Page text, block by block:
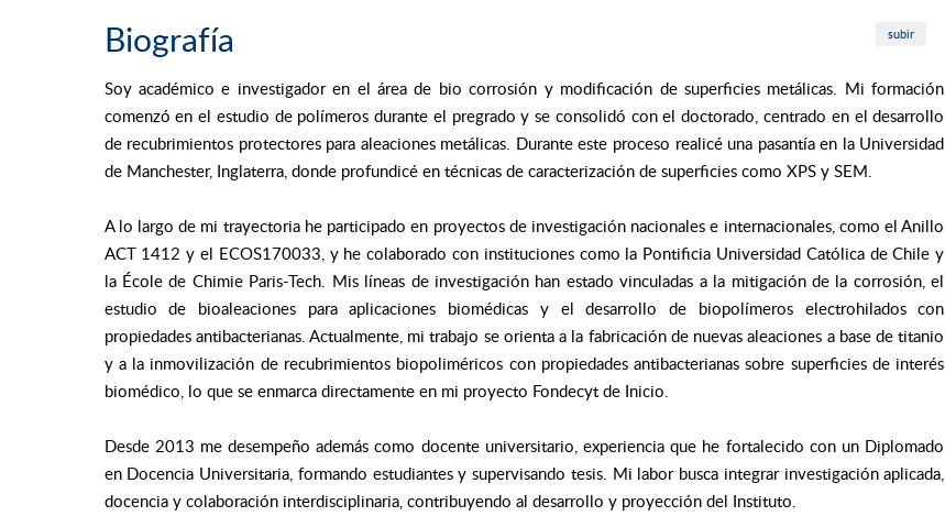
Biografía subir
Soy académico e investigador en el área de bio corrosión y modificación de superficies metálicas. Mi formación
comenzó en el estudio de polímeros durante el pregrado y se consolidó con el doctorado, centrado en el desarrollo
de recubrimientos protectores para aleaciones metálicas. Durante este proceso realicé una pasantía en la Universidad
de Manchester, Inglaterra, donde profundicé en técnicas de caracterización de superficies como XPS y SEM.
A lo largo de mi trayectoria he participado en proyectos de investigación nacionales e internacionales, como el Anillo
ACT 1412 y el ECOS170033, y he colaborado con instituciones como la Pontificia Universidad Católica de Chile y
la École de Chimie Paris-Tech. Mis líneas de investigación han estado vinculadas a la mitigación de la corrosión, el
estudio de bioaleaciones para aplicaciones biomédicas y el desarrollo de biopolímeros electrohilados con
propiedades antibacterianas. Actualmente, mi trabajo se orienta a la fabricación de nuevas aleaciones a base de titanio
y a la inmovilización de recubrimientos biopoliméricos con propiedades antibacterianas sobre superficies de interés
biomédico, lo que se enmarca directamente en mi proyecto Fondecyt de Inicio.
Desde 2013 me desempeño además como docente universitario, experiencia que he fortalecido con un Diplomado
en Docencia Universitaria, formando estudiantes y supervisando tesis. Mi labor busca integrar investigación aplicada,
docencia y colaboración interdisciplinaria, contribuyendo al desarrollo y proyección del Instituto.